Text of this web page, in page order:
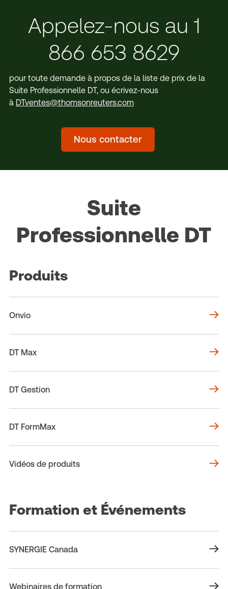
Appelez-nous au 1
866 653 8629
pour toute demande à propos de la liste de prix de la
Suite Professionnelle DT, ou écrivez-nous
à DTventes@thomsonreuters.com
Nous contacter
Suite
Professionnelle DT
Produits
Onvio
DT Max
DT Gestion
DT FormMax
Vidéos de produits
Formation et Événements
SYNERGIE Canada
Webinaires de formation